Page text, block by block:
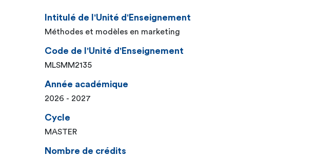
Intitulé de l'Unité d'Enseignement
Méthodes et modèles en marketing
Code de l'Unité d'Enseignement
MLSMM2135
Année académique
2026 - 2027
Cycle
MASTER
Nombre de crédits